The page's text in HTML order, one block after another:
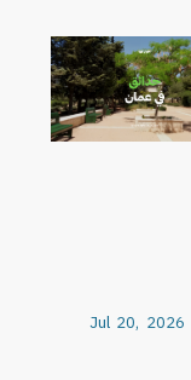
Jul 20, 2026